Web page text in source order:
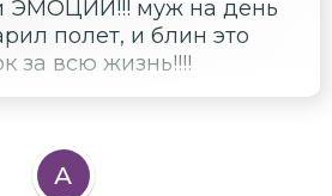
ЭМОЦИИ!!! муж на день
полет, и блин это
за всю жизнь!!!!
А